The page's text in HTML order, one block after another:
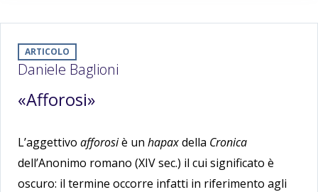
ARTICOLO
Daniele Baglioni
«Afforosi»
L’aggettivo afforosiè un hapaxdella Cronica
dell’Anonimo romano (XIV sec.) il cui significato è
oscuro: il termine occorre infatti in riferimento agli